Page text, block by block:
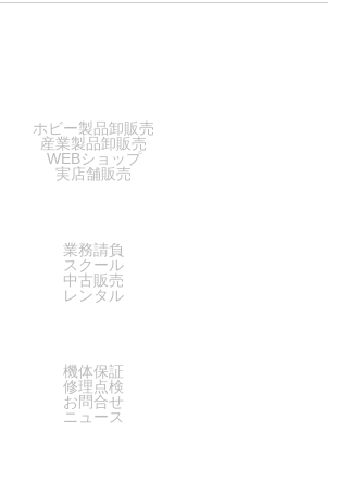
ホビー製品卸販売
産業製品卸販売
WEBショップ
実店舗販売
業務請負
スクール
中古販売
レンタル
機体保証
修理点検
お問合せ
ニュース